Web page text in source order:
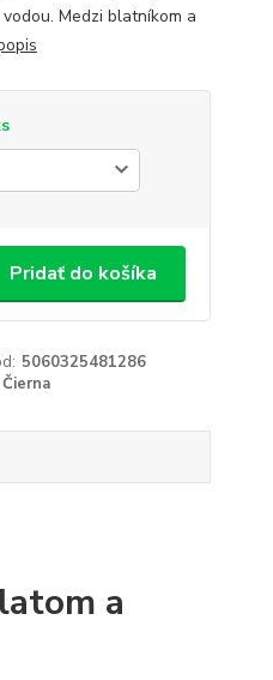
Medzi blatníkom a
Pridať do košíka
5060325481286
Čierna
a